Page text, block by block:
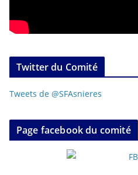
Twitter du Comité
Tweets de @SFAsnieres
Page facebook du comité